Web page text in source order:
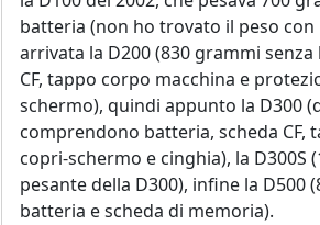
batteria (non ho trovato il peso
arrivata la D200 (830 grammi
CF, tappo corpo macchina e
schermo), quindi appunto la D300
comprendono batteria, scheda CF,
copri-schermo e cinghia), la D300S
pesante della D300), infine la D500
batteria e scheda di memoria).